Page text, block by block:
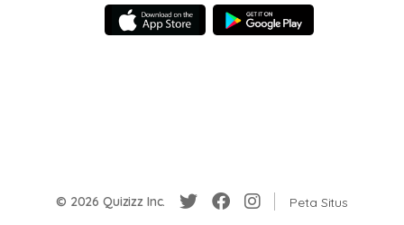
© 2026 Quizizz Inc. Peta Situs